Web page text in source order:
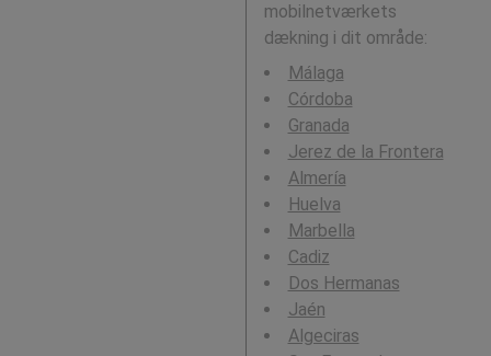
mobilnetværkets
dækning i dit område:
Málaga
Córdoba
Granada
Jerez de la Frontera
Almería
Huelva
Marbella
Cadiz
Dos Hermanas
Jaén
Algeciras